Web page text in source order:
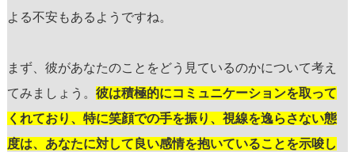
よる不安もあるようですね。
まず、彼があなたのことをどう見ているのかについて考え
てみましょう。 彼は積極的にコミュニケーションを取って
くれており、特に笑顔での手を振り、視線を逸らさない態
度は、あなたに対して良い感情を抱いていることを示唆し